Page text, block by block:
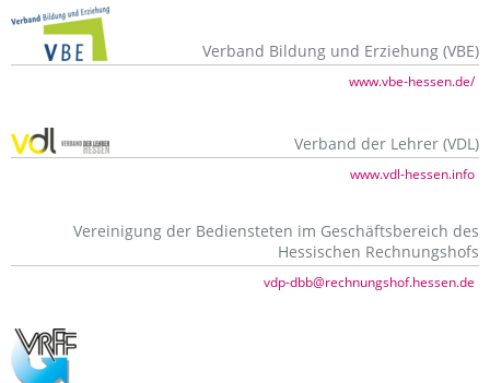
Verband Bildung und Erziehung (VBE)
www.vbe-hessen.de/
Verband der Lehrer (VDL)
www.vdl-hessen.info
Vereinigung der Bediensteten im Geschäftsbereich des
Hessischen Rechnungshofs
vdp-dbb@rechnungshof.hessen.de